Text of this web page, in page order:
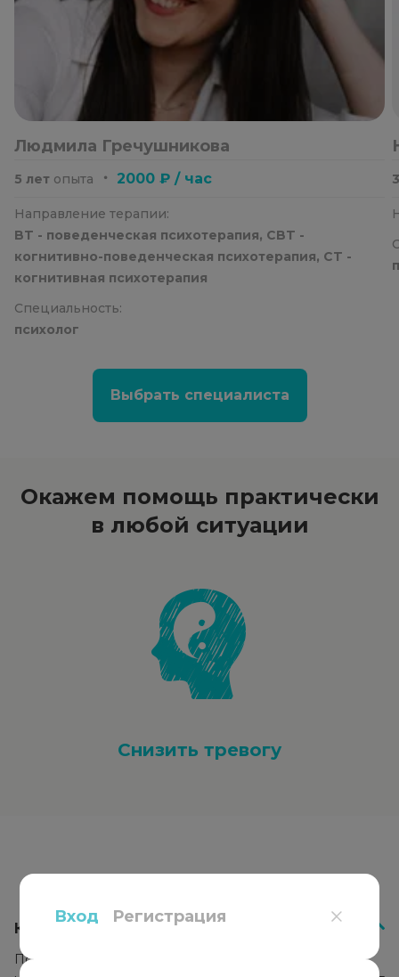
Людмила Гречушникова
5 лет опыта ・ 2000 ₽ / час
Направление терапии:
BT - поведенческая психотерапия, CBT -
когнитивно-поведенческая психотерапия, CT -
когнитивная психотерапия
Специальность:
психолог
Выбрать специалиста
Окажем помощь практически
в любой ситуации
Снизить тревогу
Вопросыи ответы
Как работает психотерапия?
Психотерапевт подбирает подход к каждому клиенту,
Вход Регистрация